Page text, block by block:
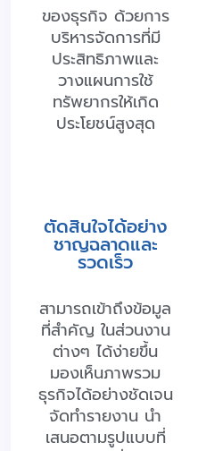
ของธุรกิจ ด้วยการ
บริหารจัดการที่มี
ประสิทธิภาพและ
วางแผนการใช้
ทรัพยากรให้เกิด
ประโยชน์สูงสุด
ตัดสินใจได้อย่าง
ชาญฉลาดและ
รวดเร็ว
สามารถเข้าถึงข้อมูล
ที่สำคัญ ในส่วนงาน
ต่างๆ ได้ง่ายขึ้น
มองเห็นภาพรวม
ธุรกิจได้อย่างชัดเจน
จัดทำรายงาน นำ
เสนอตามรูปแบบที่